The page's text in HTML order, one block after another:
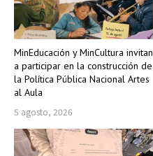
MinEducación y MinCultura invitan
a participar en la construcción de
la Política Pública Nacional Artes
al Aula
5 agosto, 2026